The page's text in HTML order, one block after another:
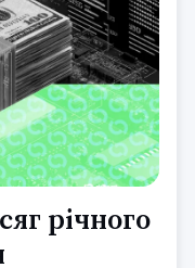
річного